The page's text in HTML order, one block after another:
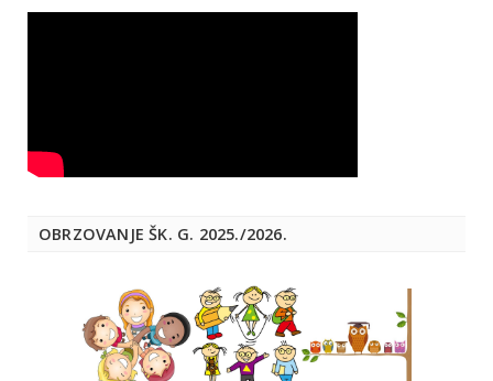
OBRZOVANJE ŠK. G. 2025./2026.